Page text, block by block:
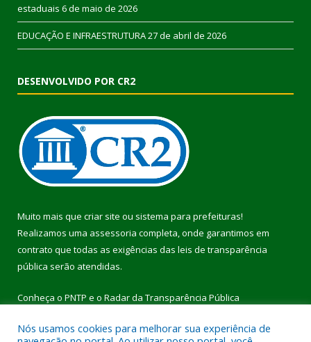
estaduais 6 de maio de 2026
EDUCAÇÃO E INFRAESTRUTURA27 de abril de 2026
DESENVOLVIDO POR CR2
Muito mais que criar site ou sistema para prefeituras!
Realizamos uma assessoria completa, onde garantimos em
contrato que todas as exigências das leis de transparência
pública serão atendidas.
Conheça o PNTP e o Radar da Transparência Pública
Nós usamos cookies para melhorar sua experiência de